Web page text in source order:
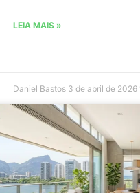
LEIA MAIS »
Daniel Bastos 3 de abril de 2026